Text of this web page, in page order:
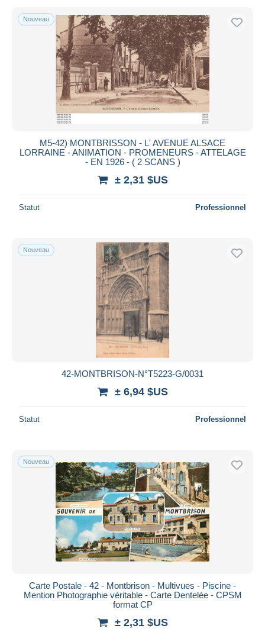
Nouveau
M5-42) MONTBRISSON - L' AVENUE ALSACE
LORRAINE - ANIMATION - PROMENEURS - ATTELAGE
- EN 1926 - ( 2 SCANS )
± 2,31 $US
Statut Professionnel
Nouveau
42-MONTBRISON-N°T5223-G/0031
± 6,94 $US
Statut Professionnel
Nouveau
Carte Postale - 42 - Montbrison - Multivues - Piscine -
Mention Photographie véritable - Carte Dentelée - CPSM
format CP
± 2,31 $US